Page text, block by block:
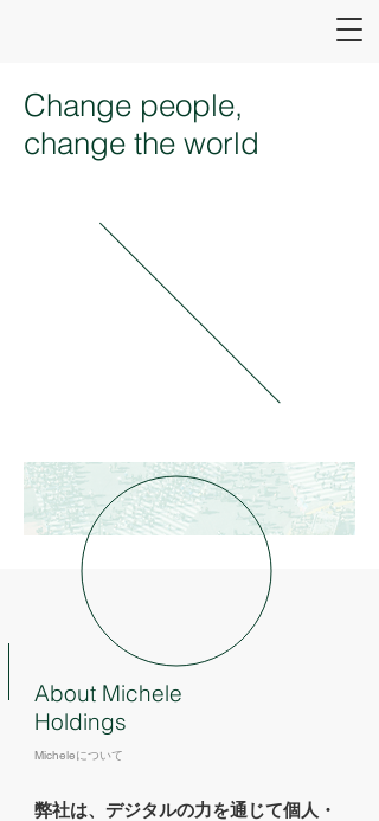
Change people,
change the world
About Michele
Holdings
Micheleについて
弊社は、デジタルの力を通じて個人・